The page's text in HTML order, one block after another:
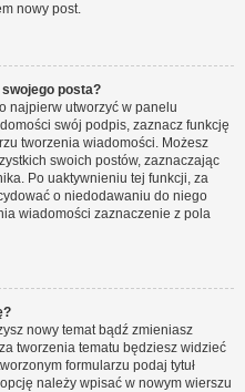
nowy post.
posta?
najpierw utworzyć w panelu
swój podpis, zaznacz funkcję
tworzenia wiadomości. Możesz
swoich postów, zaznaczając
Po uaktywnieniu tej funkcji, za
o niedodawaniu do niego
wiadomości zaznaczenie z pola
nowy temat bądź zmieniasz
tworzenia tematu będziesz widzieć
formularzu podaj tytuł
należy wpisać w nowym wierszu